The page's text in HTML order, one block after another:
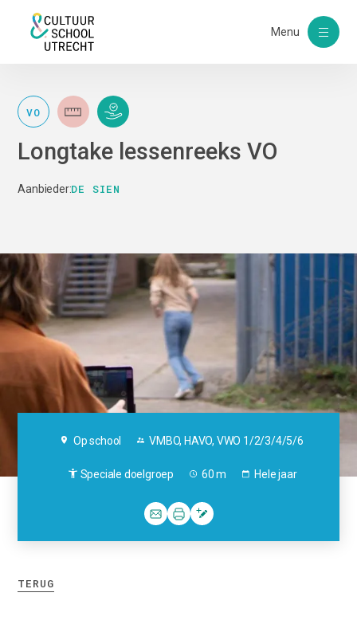
Menu
VO
Longtake lessenreeks VO
Aanbieder:DE SIEN
Op school VMBO, HAVO, VWO 1/2/3/4/5/6
Speciale doelgroep 60 m Hele jaar
TERUG